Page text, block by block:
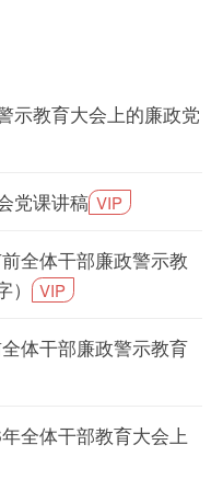
示教育大会上的廉政党
党课讲稿 VIP
全体干部廉政警示教
VIP
体干部廉政警示教育
全体干部教育大会上